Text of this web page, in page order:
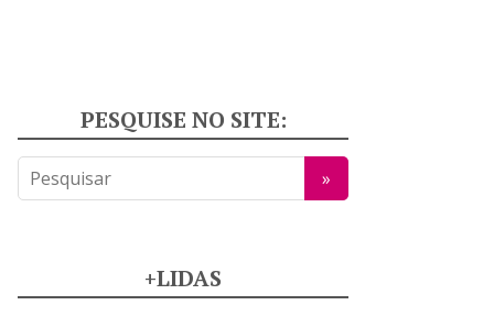
PESQUISE NO SITE:
+LIDAS